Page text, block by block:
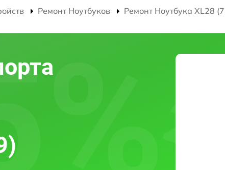
Ремонт Ноутбуков Ремонт Ноутбука XL28